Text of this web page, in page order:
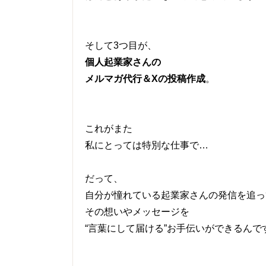
そして3つ目が、
個人起業家さんの
メルマガ代行＆Xの投稿作成。
これがまた
私にとっては特別な仕事で…
だって、
自分が憧れている起業家さんの発信を追っ
その想いやメッセージを
“言葉にして届ける”お手伝いができるんで